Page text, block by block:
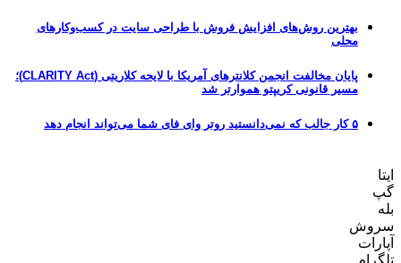
بهترین روش‌های افزایش فروش با طراحی سایت در کسب‌وکارهای
محلی
پایان مخالفت انجمن کلانترهای آمریکا با لایحه کلاریتی (CLARITY Act)؛
مسیر قانونی کریپتو هموارتر شد
۵ کار جالب که نمی‌دانستید روتر وای فای شما می‌تواند انجام دهد
ایتا
گپ
بله
سروش
آپارات